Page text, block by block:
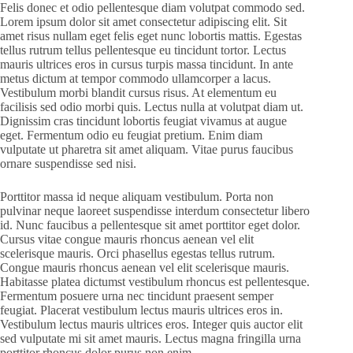
Felis donec et odio pellentesque diam volutpat commodo sed.
Lorem ipsum dolor sit amet consectetur adipiscing elit. Sit
amet risus nullam eget felis eget nunc lobortis mattis. Egestas
tellus rutrum tellus pellentesque eu tincidunt tortor. Lectus
mauris ultrices eros in cursus turpis massa tincidunt. In ante
metus dictum at tempor commodo ullamcorper a lacus.
Vestibulum morbi blandit cursus risus. At elementum eu
facilisis sed odio morbi quis. Lectus nulla at volutpat diam ut.
Dignissim cras tincidunt lobortis feugiat vivamus at augue
eget. Fermentum odio eu feugiat pretium. Enim diam
vulputate ut pharetra sit amet aliquam. Vitae purus faucibus
ornare suspendisse sed nisi.
Porttitor massa id neque aliquam vestibulum. Porta non
pulvinar neque laoreet suspendisse interdum consectetur libero
id. Nunc faucibus a pellentesque sit amet porttitor eget dolor.
Cursus vitae congue mauris rhoncus aenean vel elit
scelerisque mauris. Orci phasellus egestas tellus rutrum.
Congue mauris rhoncus aenean vel elit scelerisque mauris.
Habitasse platea dictumst vestibulum rhoncus est pellentesque.
Fermentum posuere urna nec tincidunt praesent semper
feugiat. Placerat vestibulum lectus mauris ultrices eros in.
Vestibulum lectus mauris ultrices eros. Integer quis auctor elit
sed vulputate mi sit amet mauris. Lectus magna fringilla urna